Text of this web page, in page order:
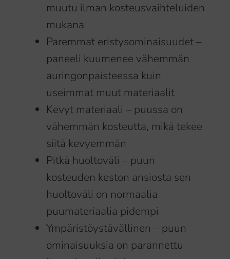
muutu ilman kosteusvaihteluiden
mukana
Paremmat eristysominaisuudet –
paneeli kuumenee vähemmän
auringonpaisteessa kuin
useimmat muut materiaalit
Kevyt materiaali – puussa on
vähemmän kosteutta, mikä tekee
siitä kevyemmän
Pitkä huoltoväli – puun
kosteuden keston ansiosta sen
huoltoväli on normaalia
puumateriaalia pidempi
Ympäristöystävällinen – puun
ominaisuuksia on parannettu